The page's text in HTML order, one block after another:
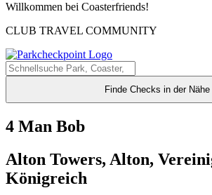
Willkommen bei Coasterfriends!
CLUB TRAVEL COMMUNITY
Finde Checks in der Nähe
4 Man Bob
Alton Towers, Alton,
Königreich